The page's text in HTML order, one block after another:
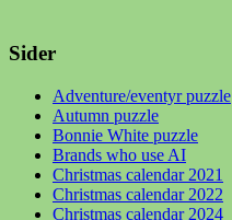
Sider
Adventure/eventyr puzzle
Autumn puzzle
Bonnie White puzzle
Brands who use AI
Christmas calendar 2021
Christmas calendar 2022
Christmas calendar 2024